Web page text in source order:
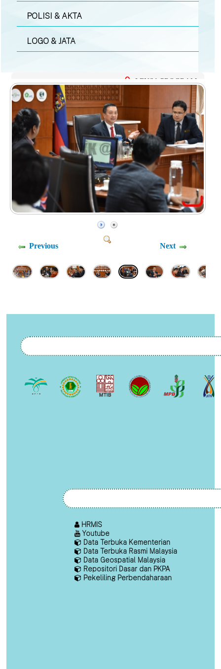
POLISI & AKTA
LOGO & JATA
LENSA PROGRAM
Previous Next
HRMIS
Youtube
Data Terbuka Kementerian
Data Terbuka Rasmi Malaysia
Data Geospatial Malaysia
Repositori Dasar dan PKPA
Pekeliling Perbendaharaan